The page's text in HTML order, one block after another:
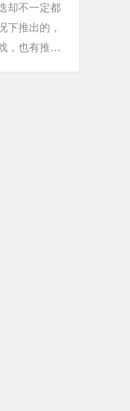
却不一定都
下推出的，
，也有推出